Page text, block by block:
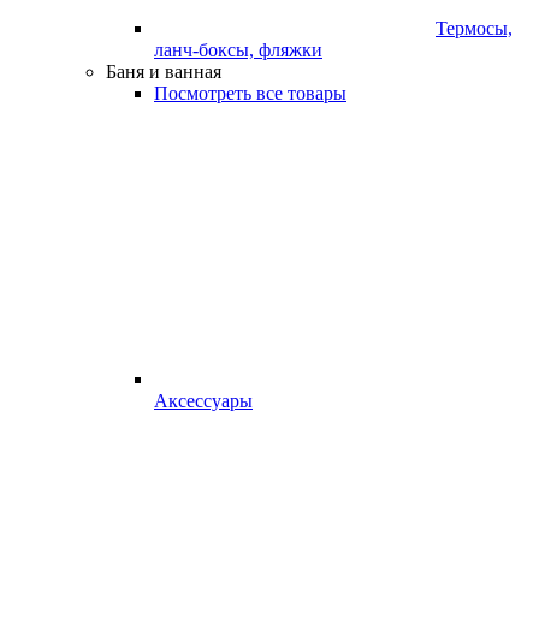
Термосы,
ланч-боксы, фляжки
Баня и ванная
Посмотреть все товары
Аксессуары